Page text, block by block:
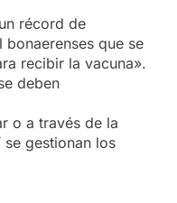
récord de
que se
recibir la vacuna».
deben
o a través de la
gestionan los